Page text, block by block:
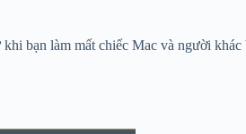
bạn làm mất chiếc Mac và người khác